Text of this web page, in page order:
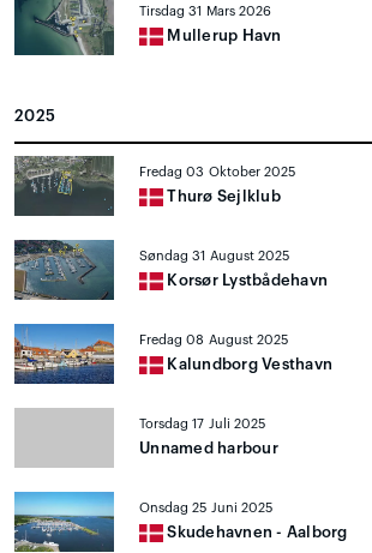
Tirsdag 31 Mars 2026
Mullerup Havn
2025
Fredag 03 Oktober 2025
Thurø Sejlklub
Søndag 31 August 2025
Korsør Lystbådehavn
Fredag 08 August 2025
Kalundborg Vesthavn
Torsdag 17 Juli 2025
Unnamed harbour
Onsdag 25 Juni 2025
Skudehavnen - Aalborg